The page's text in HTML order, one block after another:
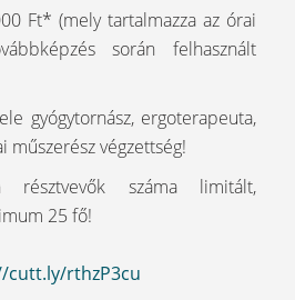
Ft* (mely tartalmazza az órai
során felhasznált
gyógytornász, ergoterapeuta,
végzettség!
résztvevők száma limitált,
25 fő!
cutt.ly/rthzP3cu